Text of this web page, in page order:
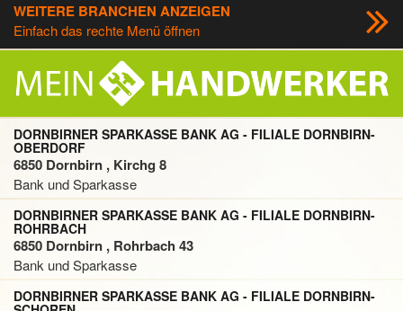
WEITERE BRANCHEN ANZEIGEN
Einfach das rechte Menü öffnen
DORNBIRNER SPARKASSE BANK AG - FILIALE DORNBIRN-
OBERDORF
6850 Dornbirn , Kirchg 8
Bank und Sparkasse
DORNBIRNER SPARKASSE BANK AG - FILIALE DORNBIRN-
ROHRBACH
6850 Dornbirn , Rohrbach 43
Bank und Sparkasse
DORNBIRNER SPARKASSE BANK AG - FILIALE DORNBIRN-